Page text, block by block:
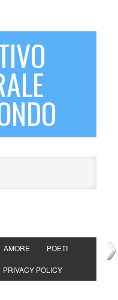
AMORE POETI
PRIVACY POLICY